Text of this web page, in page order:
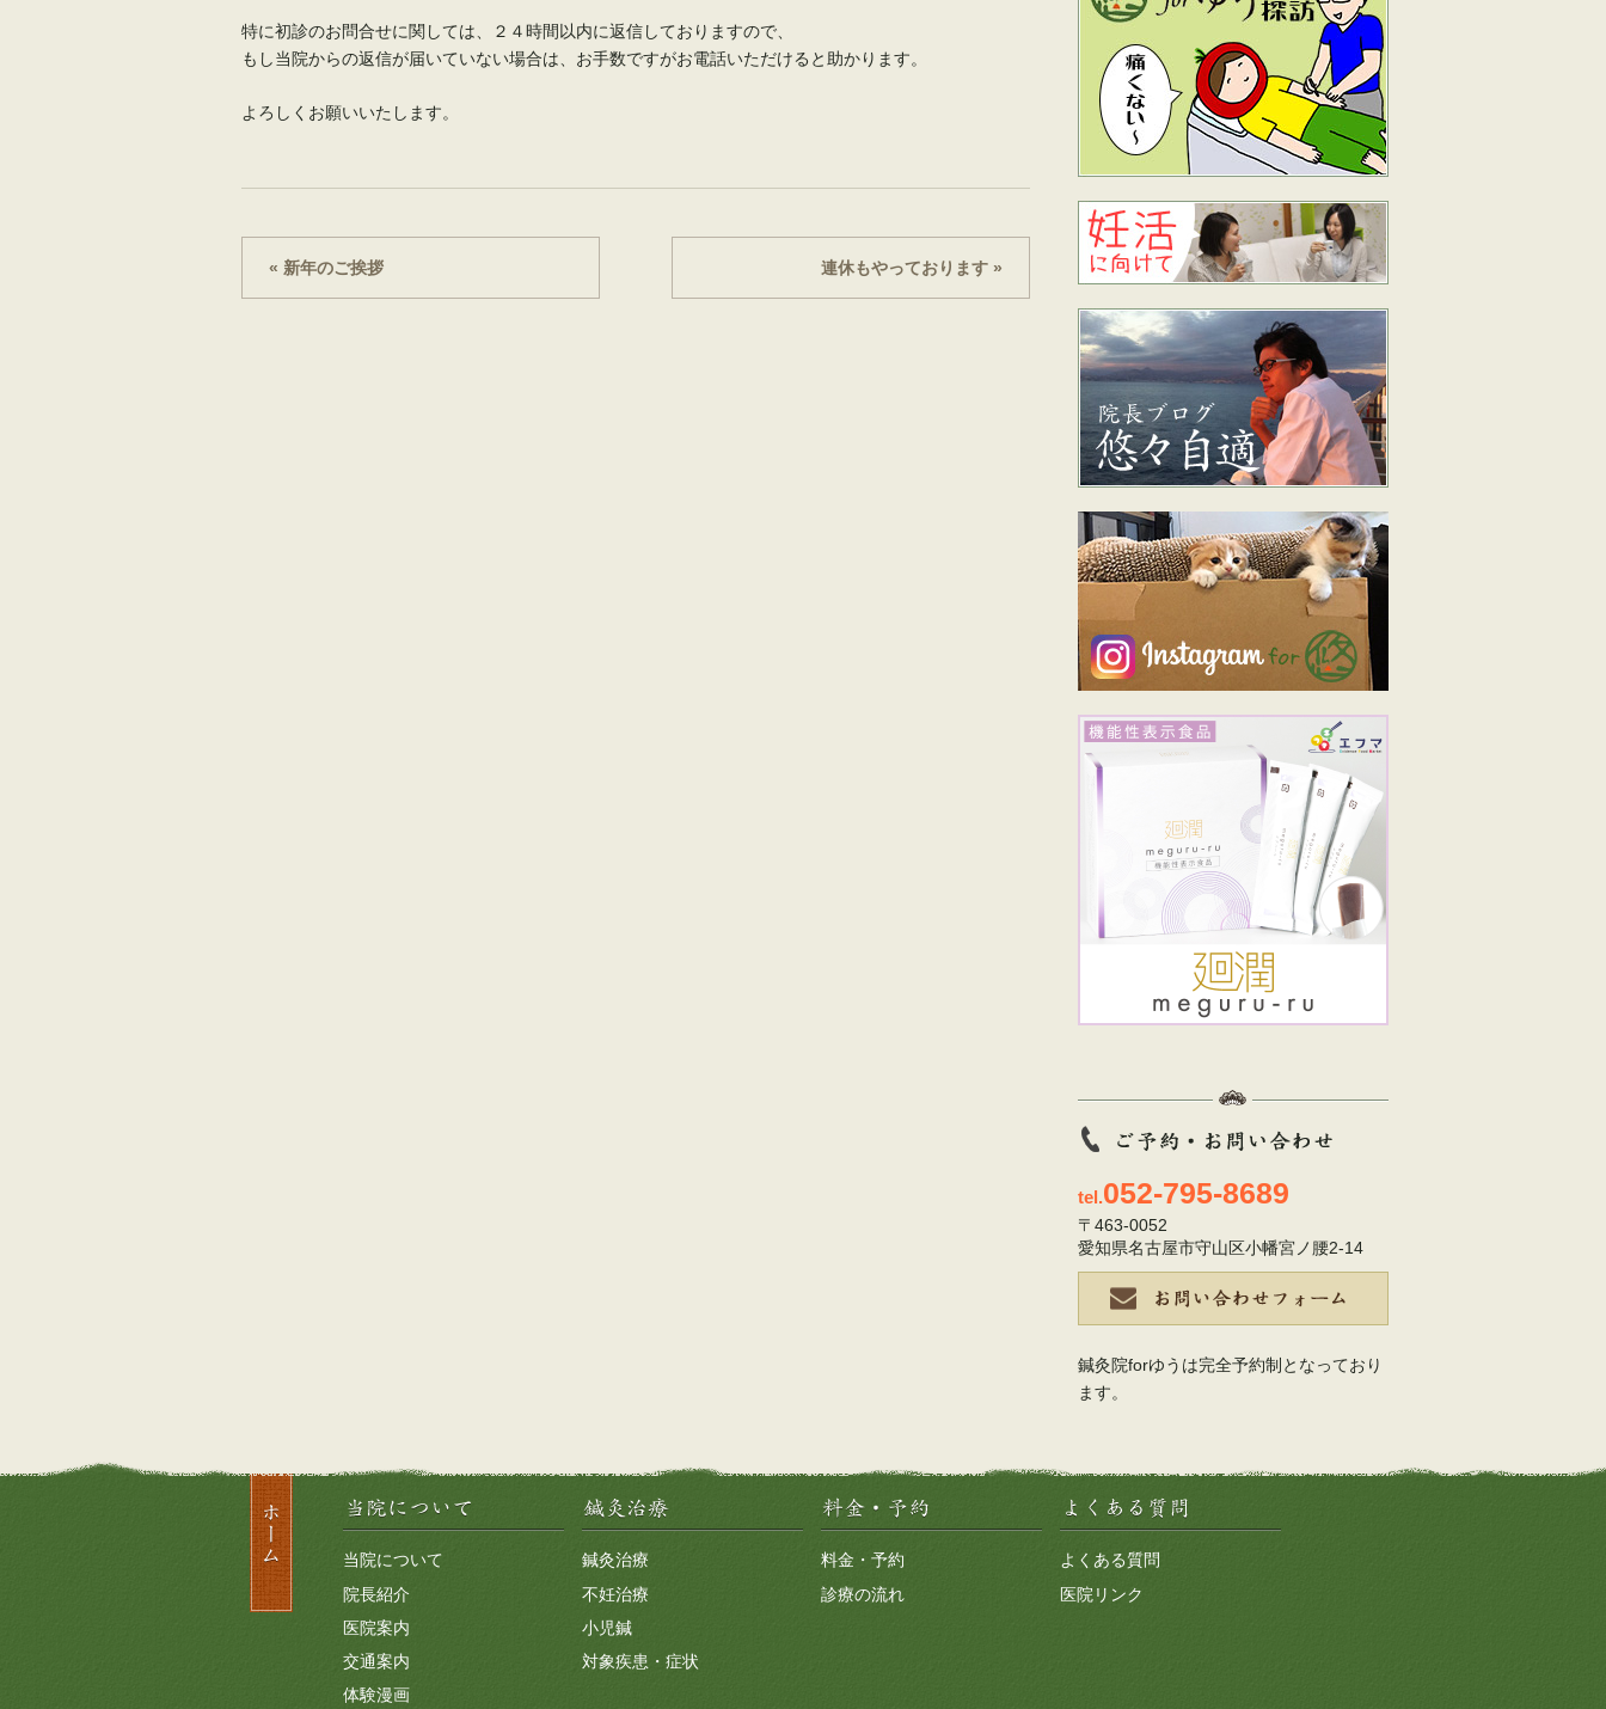
特に初診のお問合せに関しては、２４時間以内に返信しておりますので、
もし当院からの返信が届いていない場合は、お手数ですがお電話いただけると助かります。
よろしくお願いいたします。
« 新年のご挨拶 連休もやっております »
tel.052-795-8689
〒463-0052
愛知県名古屋市守山区小幡宮ノ腰2-14
鍼灸院forゆうは完全予約制となっており
ます。
当院について
院長紹介
医院案内
交通案内
体験漫画
鍼灸治療
不妊治療
小児鍼
対象疾患・症状
料金・予約
診療の流れ
よくある質問
医院リンク